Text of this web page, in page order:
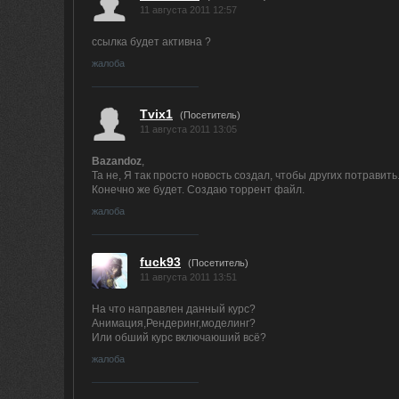
11 августа 2011 12:57
ссылка будет активна ?
жалоба
Tvix1
(Посетитель)
11 августа 2011 13:05
Bazandoz,
Та не, Я так просто новость создал, чтобы других потравить.
Конечно же будет. Создаю торрент файл.
жалоба
fuck93
(Посетитель)
11 августа 2011 13:51
На что направлен данный курс?
Анимация,Рендеринг,моделинг?
Или обший курс включаюший всё?
жалоба